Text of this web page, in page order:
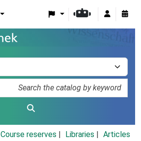
Course reserves Libraries
Articles